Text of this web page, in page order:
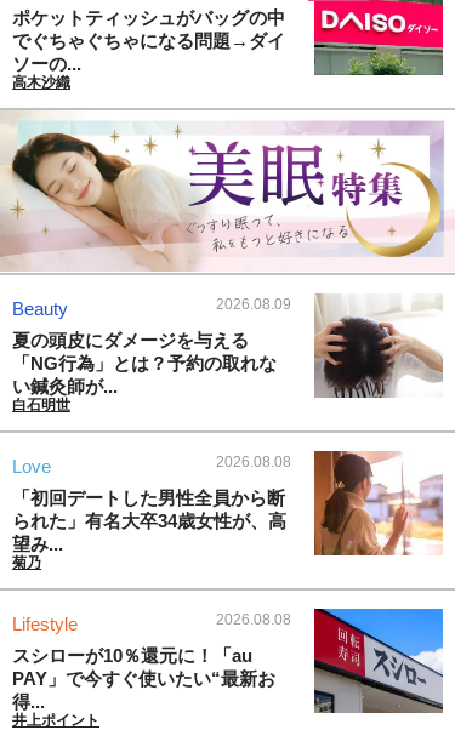
ポケットティッシュがバッグの中
でぐちゃぐちゃになる問題→ダイ
ソーの...
高木沙織
Beauty 2026.08.09
夏の頭皮にダメージを与える
「NG行為」とは？予約の取れな
い鍼灸師が...
白石明世
Love 2026.08.08
「初回デートした男性全員から断
られた」有名大卒34歳女性が、高
望み...
菊乃
Lifestyle 2026.08.08
スシローが10％還元に！「au
PAY」で今すぐ使いたい“最新お
得...
井上ポイント